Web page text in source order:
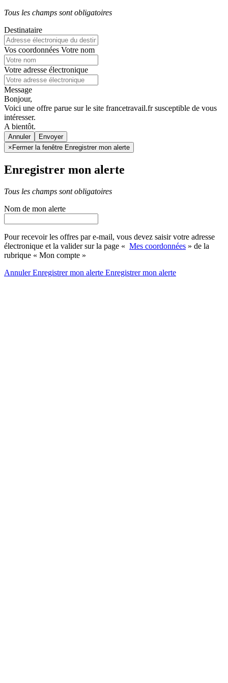
Tous les champs sont obligatoires
Destinataire
Vos coordonnées Votre nom
Votre adresse électronique
Message
Bonjour,
Voici une offre parue sur le site francetravail.fr susceptible de vous
intéresser.
A bientôt.
Annuler
× Fermer la fenêtre Enregistrer mon alerte
Enregistrer mon alerte
Tous les champs sont obligatoires
Nom de mon alerte
Pour recevoir les offres par e-mail, vous devez saisir votre adresse
électronique et la valider sur la page « Mes coordonnées » de la
rubrique « Mon compte »
AnnulerEnregistrer mon alerte Enregistrermon alerte